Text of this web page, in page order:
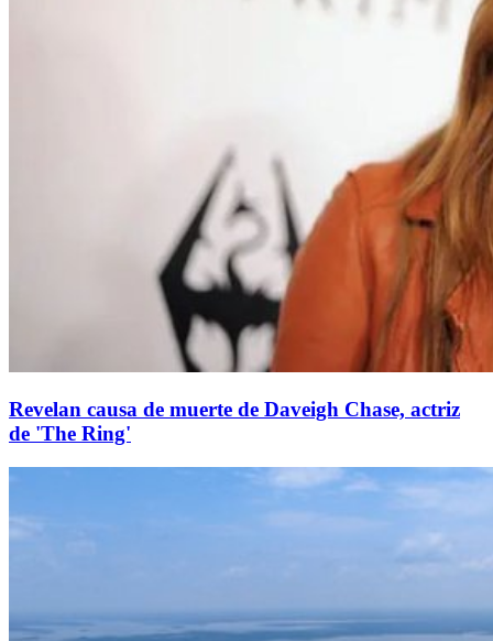
Revelan causa de muerte de Daveigh Chase, actriz
de 'The Ring'